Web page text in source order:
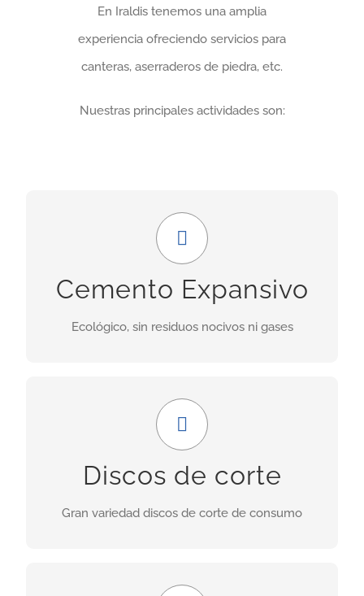
En Iraldis tenemos una amplia
experiencia ofreciendo servicios para
canteras, aserraderos de piedra, etc.
Nuestras principales actividades son:
Cemento Expansivo
Ecológico, sin residuos nocivos ni gases
Económico y seguro
Uso ideal en demoliciones donde las obras
adyacentes no deben ser perjudicadas por las
Discos de corte
Gran variedad discos de corte de consumo
Amplia gama
Nuestra gama incluye discos para granito,
porcelánicos, de corte seco, asfalto, cerámica,